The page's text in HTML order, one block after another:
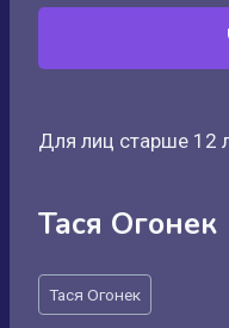
Для лиц старше 12
Тася Огонек
Метки
записи:
Тася Огонек